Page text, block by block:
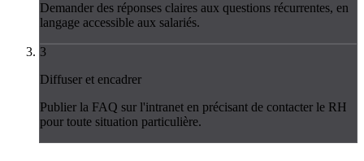
Demander des réponses claires aux questions récurrentes, en
langage accessible aux salariés.
3
Diffuser et encadrer
Publier la FAQ sur l'intranet en précisant de contacter le RH
pour toute situation particulière.